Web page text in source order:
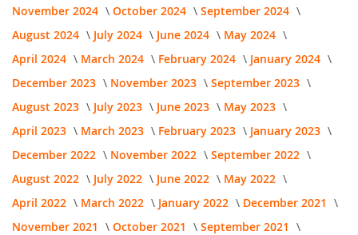
November 2024
October 2024
September 2024
August 2024
July 2024 June 2024
May 2024
April 2024
March 2024 February 2024
January 2024
December 2023
November 2023
September 2023
August 2023
July 2023 June 2023
May 2023
April 2023
March 2023 February 2023
January 2023
December 2022
November 2022
September 2022
August 2022
July 2022 June 2022
May 2022
April 2022
March 2022 January 2022
December 2021
November 2021
October 2021
September 2021